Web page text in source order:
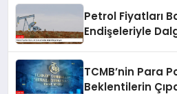
Petrol Fiyatları
Endişeleriyle
TCMB’nin Para
Beklentilerin